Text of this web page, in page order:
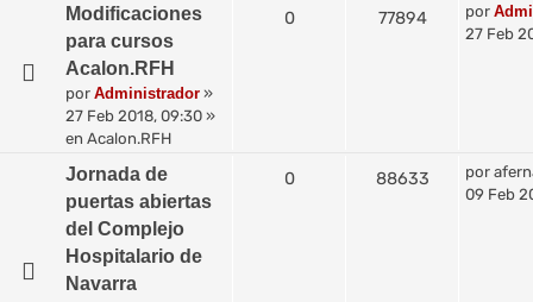
Modificaciones
para cursos
Acalon.RFH
por Administrador »
27 Feb 2018, 09:30 »
en Acalon.RFH
0 77894 por
27 Feb
Jornada de
puertas abiertas
del Complejo
Hospitalario de
Navarra
0 88633 por
09 Feb